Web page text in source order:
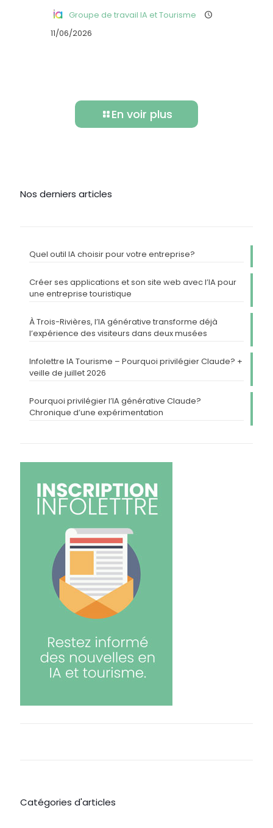
Groupe de travail IA et Tourisme
11/06/2026
En voir plus
Nos derniers articles
Quel outil IA choisir pour votre entreprise?
Créer ses applications et son site web avec l’IA pour
une entreprise touristique
À Trois-Rivières, l’IA générative transforme déjà
l’expérience des visiteurs dans deux musées
Infolettre IA Tourisme – Pourquoi privilégier Claude? +
veille de juillet 2026
Pourquoi privilégier l’IA générative Claude?
Chronique d’une expérimentation
Catégories d'articles